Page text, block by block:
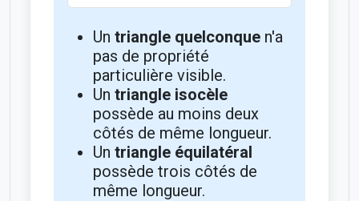
Un triangle quelconquen'a
pas de propriété
particulière visible.
Un triangle isocèle
possède au moins deux
côtés de même longueur.
Un triangle équilatéral
possède trois côtés de
même longueur.